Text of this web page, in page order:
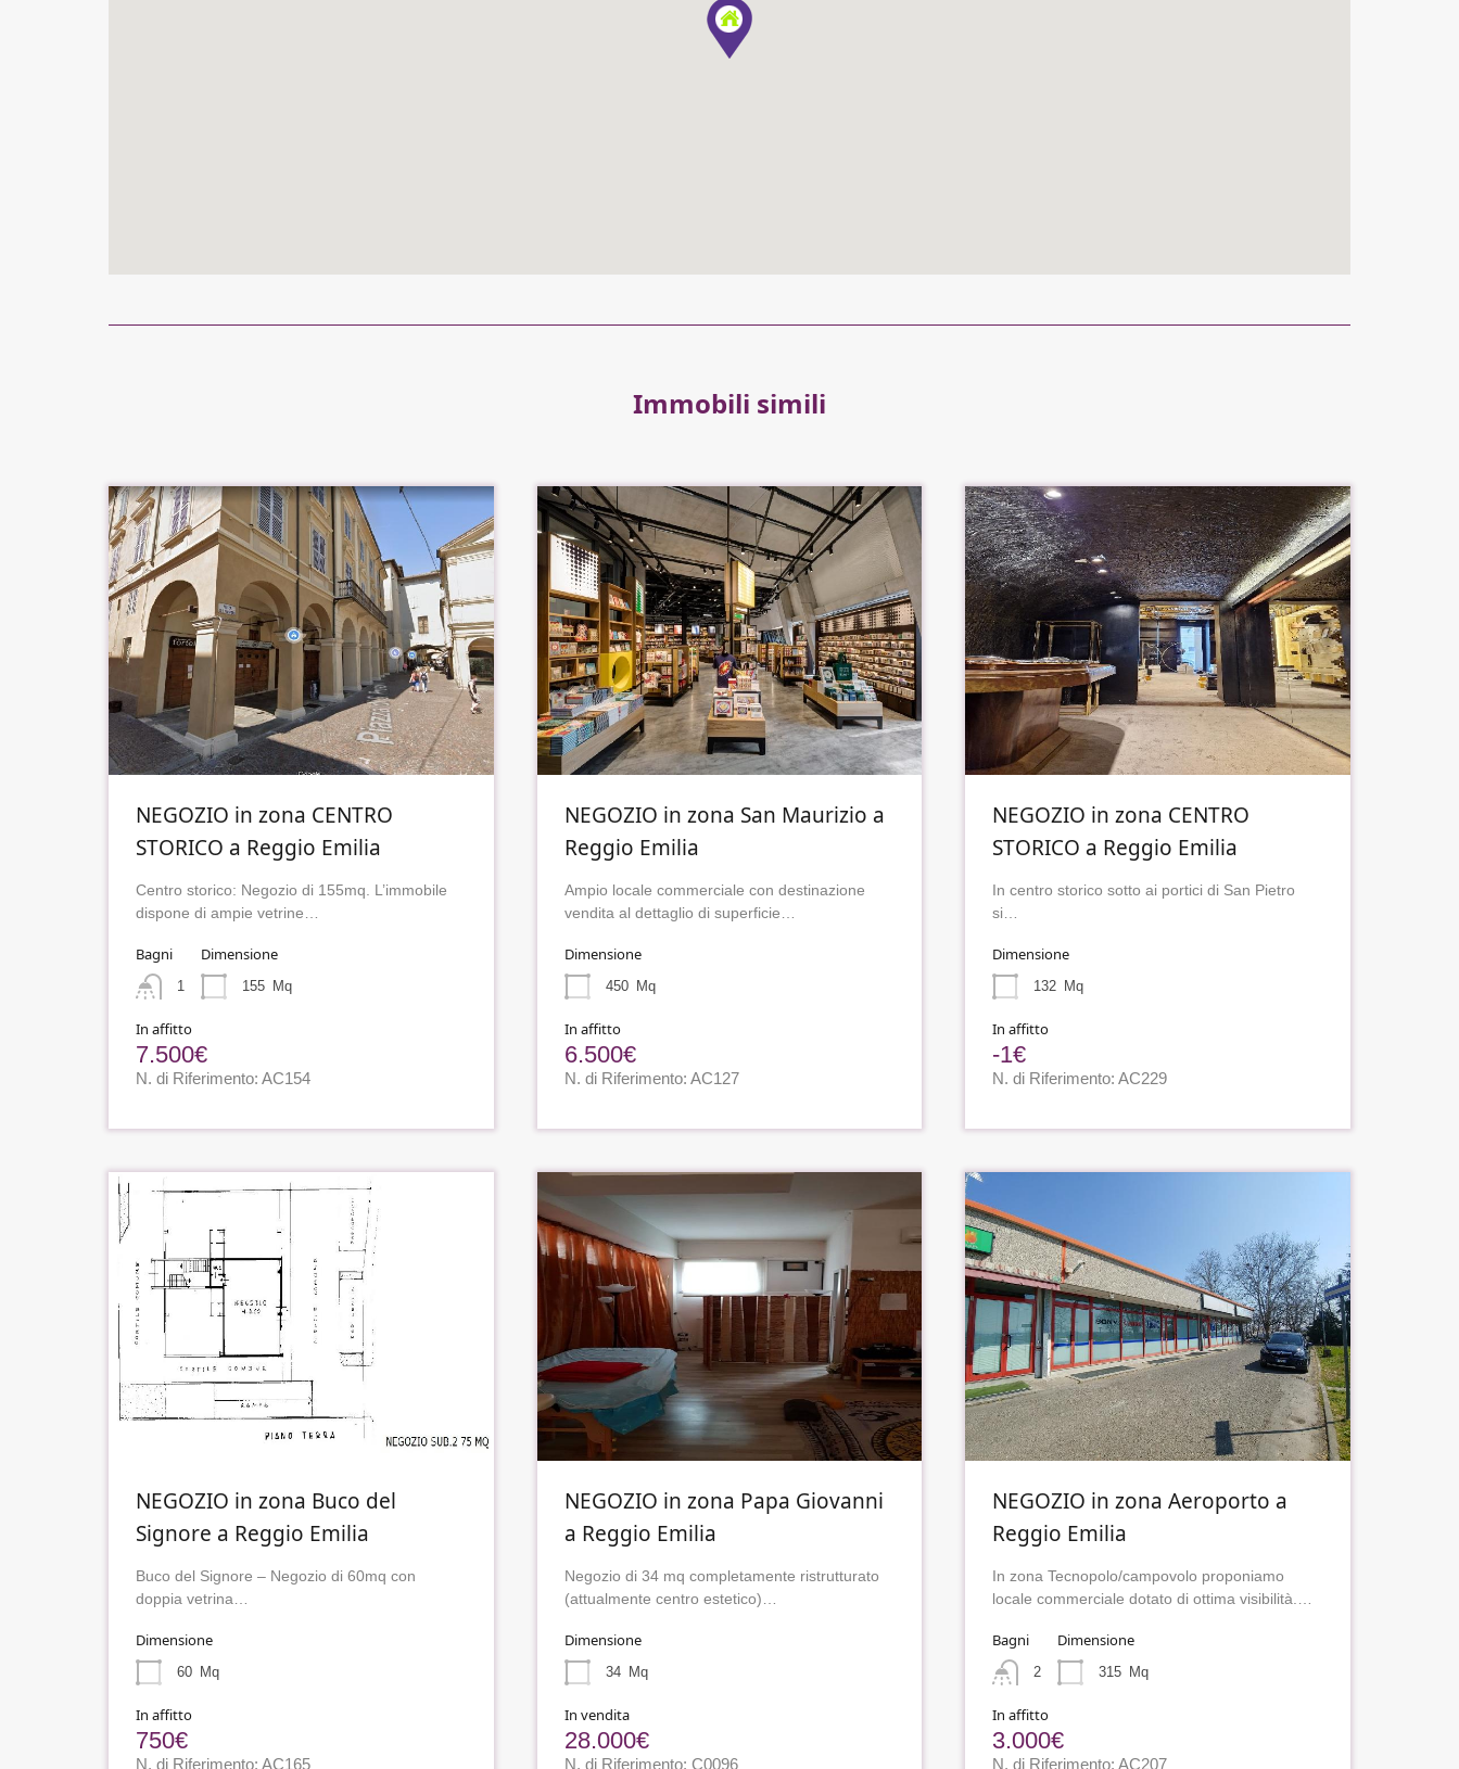
Immobili simili
NEGOZIO in zona CENTRO
STORICO a Reggio Emilia
Centro storico: Negozio di 155mq. L’immobile
dispone di ampie vetrine…
Bagni
1
Dimensione
155 Mq
In affitto
7.500€
N. di Riferimento: AC154
NEGOZIO in zona San Maurizio a
Reggio Emilia
Ampio locale commerciale con destinazione
vendita al dettaglio di superficie…
Dimensione
450 Mq
In affitto
6.500€
N. di Riferimento: AC127
NEGOZIO in zona CENTRO
STORICO a Reggio Emilia
In centro storico sotto ai portici di San Pietro
si…
Dimensione
132 Mq
In affitto
-1€
N. di Riferimento: AC229
NEGOZIO in zona Buco del
Signore a Reggio Emilia
Buco del Signore – Negozio di 60mq con
doppia vetrina…
Dimensione
60 Mq
In affitto
750€
N. di Riferimento: AC165
NEGOZIO in zona Papa Giovanni
a Reggio Emilia
Negozio di 34 mq completamente ristrutturato
(attualmente centro estetico)…
Dimensione
34 Mq
In vendita
28.000€
N. di Riferimento: C0096
NEGOZIO in zona Aeroporto a
Reggio Emilia
In zona Tecnopolo/campovolo proponiamo
locale commerciale dotato di ottima visibilità.…
Bagni
2
Dimensione
315 Mq
In affitto
3.000€
N. di Riferimento: AC207